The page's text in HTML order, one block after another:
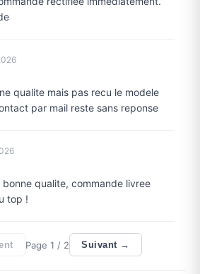
qualite mais pas recu le modele
par mail reste sans reponse
qualite, commande livree
top !
Page1 / 2 Suivant →